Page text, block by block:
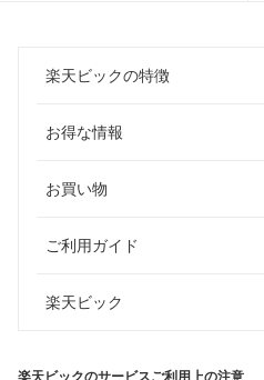
楽天ビックの特徴
お得な情報
お買い物
ご利用ガイド
楽天ビック
楽天ビックのサービスご利用上の注意